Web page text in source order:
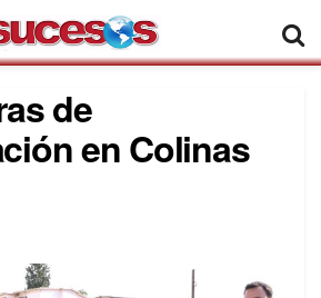
de
en Colinas